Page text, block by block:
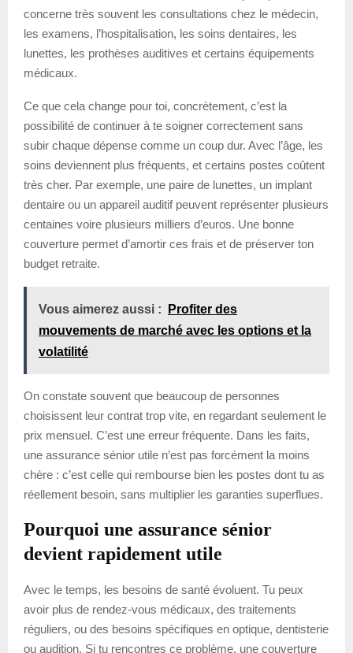
concerne très souvent les consultations chez le médecin,
les examens, l’hospitalisation, les soins dentaires, les
lunettes, les prothèses auditives et certains équipements
médicaux.
Ce que cela change pour toi, concrètement, c’est la
possibilité de continuer à te soigner correctement sans
subir chaque dépense comme un coup dur. Avec l’âge, les
soins deviennent plus fréquents, et certains postes coûtent
très cher. Par exemple, une paire de lunettes, un implant
dentaire ou un appareil auditif peuvent représenter plusieurs
centaines voire plusieurs milliers d’euros. Une bonne
couverture permet d’amortir ces frais et de préserver ton
budget retraite.
Vous aimerez aussi :
Profiter des
mouvements de marché avec les options et la
volatilité
On constate souvent que beaucoup de personnes
choisissent leur contrat trop vite, en regardant seulement le
prix mensuel. C’est une erreur fréquente. Dans les faits,
une assurance sénior utile n’est pas forcément la moins
chère : c’est celle qui rembourse bien les postes dont tu as
réellement besoin, sans multiplier les garanties superflues.
Pourquoi une assurance sénior
devient rapidement utile
Avec le temps, les besoins de santé évoluent. Tu peux
avoir plus de rendez-vous médicaux, des traitements
réguliers, ou des besoins spécifiques en optique, dentisterie
ou audition. Si tu rencontres ce problème, une couverture